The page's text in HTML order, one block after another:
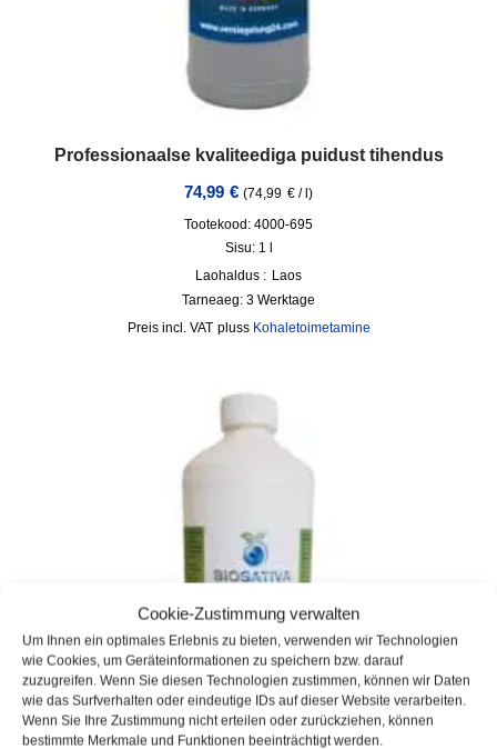
Cookie-Zustimmung verwalten
Um Ihnen ein optimales Erlebnis zu bieten, verwenden wir Technologien
wie Cookies, um Geräteinformationen zu speichern bzw. darauf
zuzugreifen. Wenn Sie diesen Technologien zustimmen, können wir Daten
wie das Surfverhalten oder eindeutige IDs auf dieser Website verarbeiten.
Wenn Sie Ihre Zustimmung nicht erteilen oder zurückziehen, können
bestimmte Merkmale und Funktionen beeinträchtigt werden.
Professionaalse kvaliteediga puidust tihendus
74,99 € (74,99 € /l)
Tootekood: 4000-695
Sisu: 1
Laohaldus : Laos
Tarneaeg: 3 Werktage
incl. VAT pluss Kohaletoimetamine